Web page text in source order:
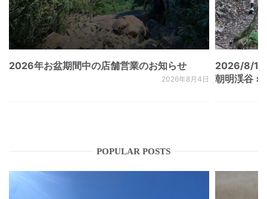
2026年お盆期間中の店舗営業のお知らせ
2026年8月4日
2026/8/
朝明渓谷 ×
POPULAR POSTS